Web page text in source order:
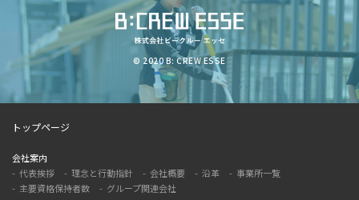
© 2020 B: CREW ESSE
トップページ
会社案内
代表挨拶
理念と行動指針 会社概要 沿革
事業所一覧
主要資格保持者数
グループ関連会社